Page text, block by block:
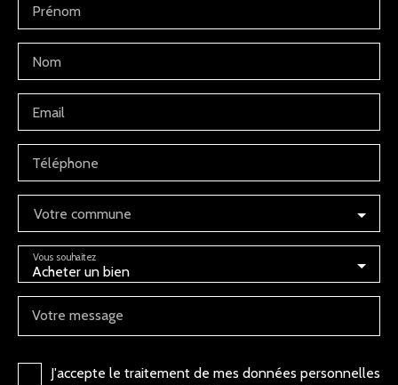
Prénom
Nom
Email
Téléphone
Votre commune
Acheter un bien
Vous souhaitez
Votre message
J'accepte le traitement de mes données personnelles